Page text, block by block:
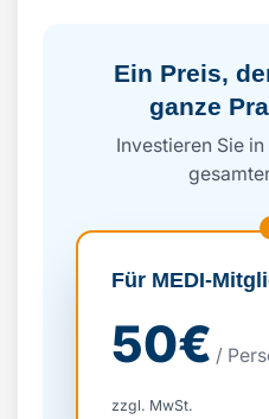
Ein Preis,
ganze
Investieren Sie
Für MEDI-
50€ /
zzgl. MwSt.